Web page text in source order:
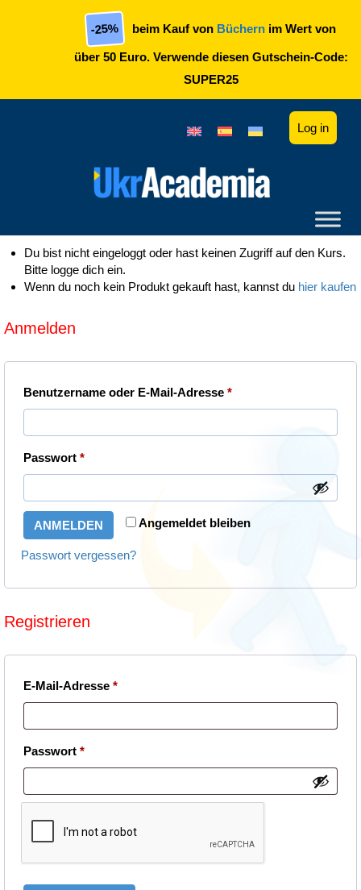
-25% beim Kauf von Büchern im Wert von
über 50 Euro. Verwende diesen Gutschein-Code:
SUPER25
Log in
Du bist nicht eingeloggt oder hast keinen Zugriff auf den Kurs.
Bitte logge dich ein.
Wenn du noch kein Produkt gekauft hast, kannst du hier kaufen
Anmelden
Benutzername oder E-Mail-Adresse *Erforderlich
Passwort *Erforderlich
Angemeldet bleiben
ANMELDEN
Passwort vergessen?
Registrieren
E-Mail-Adresse *Erforderlich
Passwort *Erforderlich